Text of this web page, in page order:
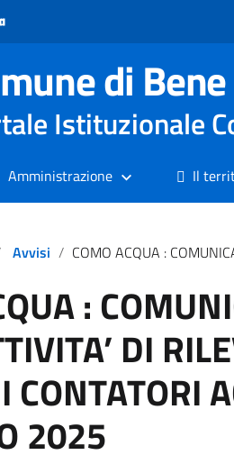
di
Istituzionale
Amministrazione Il
Avvisi COMO ACQUA : COMUNICAZIONE INIZIO ATTIVITA’ DI RILEVAMENTO CONSUMI
:
DI
CONTATORI
2025